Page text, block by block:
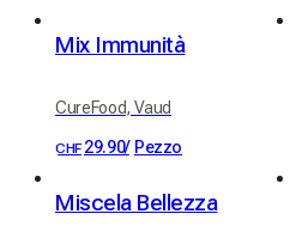
Mix Immunità
CureFood, Vaud
CHF 29.90/ Pezzo
Miscela Bellezza